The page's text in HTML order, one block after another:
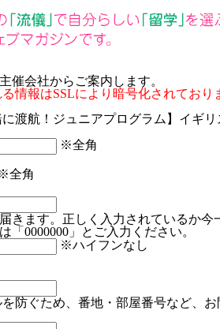
催会社からご案内します。
情報はSSLにより暗号化されており
に渡航！ジュニアプログラム】イギ
※全角
全角
きます。正しく入力されているか今
「0000000」とご入力ください。
※ハイフンなし
防ぐため、番地・部屋番号など、お